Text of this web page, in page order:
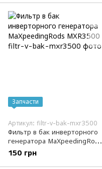
Запчасти
Артикул: filtr-v-bak-mxr3500
Фильтр в бак инверторного
генератора MaXpeedingRods
MXR3500
150 грн